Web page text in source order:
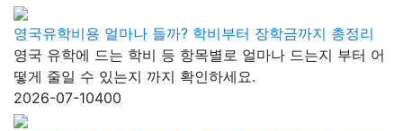
영국유학비용 얼마나 들까? 학비부터 장학금까지 총정리
영국 유학에 드는 학비 등 항목별로 얼마나 드는지 부터 어
떻게 줄일 수 있는지 까지 확인하세요.
2026-07-10400